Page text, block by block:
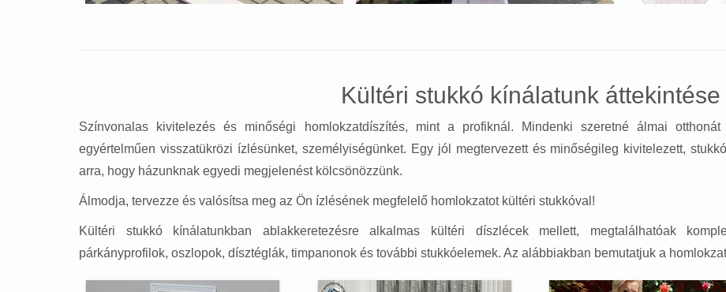
Kültéri stukkó kínálatunk áttekintése
Színvonalas kivitelezés és minőségi homlokzatdíszítés, mint a profiknál. Mindenki szeretné álmai
egyértelműen visszatükrözi ízlésünket, személyiségünket. Egy jól megtervezett és minőségileg kivitelezett,
arra, hogy házunknak egyedi megjelenést kölcsönözzünk.
Álmodja, tervezze és valósítsa meg az Ön ízlésének megfelelő homlokzatot kültéri stukkóval!
Kültéri stukkó kínálatunkban ablakkeretezésre alkalmas kültéri díszlécek mellett, megtalálhatóak
párkányprofilok, oszlopok, dísztéglák, timpanonok és további stukkóelemek. Az alábbiakban bemutatjuk a